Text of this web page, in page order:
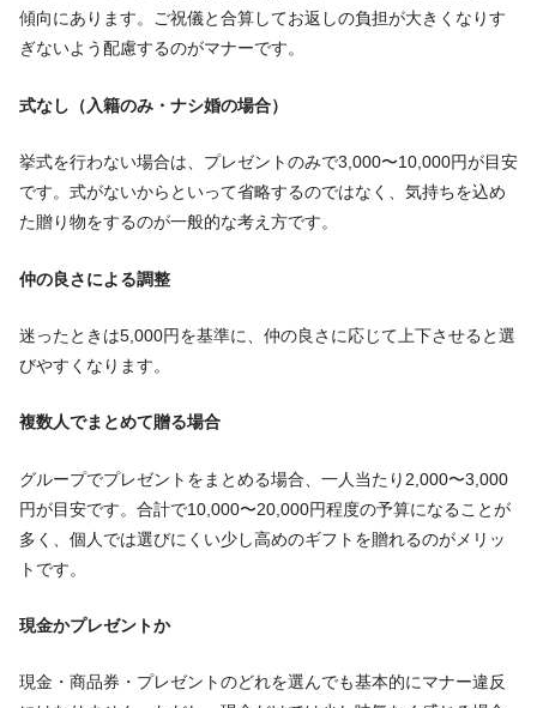
傾向にあります。ご祝儀と合算してお返しの負担が大きくなりす
ぎないよう配慮するのがマナーです。
式なし（入籍のみ・ナシ婚の場合）
挙式を行わない場合は、プレゼントのみで3,000〜10,000円が目安
です。式がないからといって省略するのではなく、気持ちを込め
た贈り物をするのが一般的な考え方です。
仲の良さによる調整
迷ったときは5,000円を基準に、仲の良さに応じて上下させると選
びやすくなります。
複数人でまとめて贈る場合
グループでプレゼントをまとめる場合、一人当たり2,000〜3,000
円が目安です。合計で10,000〜20,000円程度の予算になることが
多く、個人では選びにくい少し高めのギフトを贈れるのがメリッ
トです。
現金かプレゼントか
現金・商品券・プレゼントのどれを選んでも基本的にマナー違反